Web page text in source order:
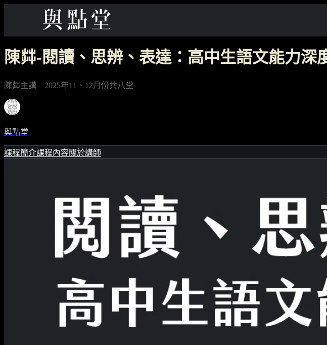
陳茻-閱讀、思辨、表達：高中生語文能力深
陳茻主講 2025年11、12月份共八堂
與點堂
課程簡介課程內容關於講師